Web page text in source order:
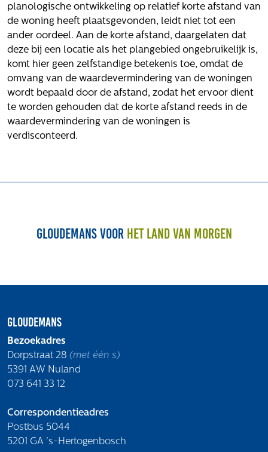
Integrale aanpak gebiedsvisie
planologische ontwikkeling op relatief korte afstand van
de woning heeft plaatsgevonden, leidt niet tot een
ander oordeel. Aan de korte afstand, daargelaten dat
deze bij een locatie als het plangebied ongebruikelijk is,
komt hier geen zelfstandige betekenis toe, omdat de
omvang van de waardevermindering van de woningen
wordt bepaald door de afstand, zodat het ervoor dient
te worden gehouden dat de korte afstand reeds in de
waardevermindering van de woningen is
verdisconteerd.
Gloudemans voor het land van morgen
Gloudemans
Bezoekadres
Dorpstraat 28 (met één s)
5391 AW Nuland
073 641 33 12
Correspondentieadres
Postbus 5044
5201 GA 's-Hertogenbosch